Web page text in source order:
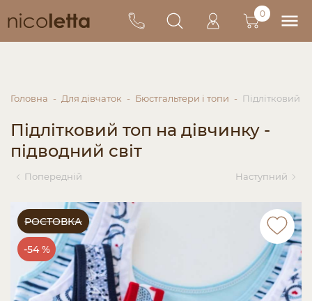
0
Головна Для дівчаток Бюстгальтери і топи Підлітковий
Підлітковий топ на дівчинку -
підводний світ
Попередній Наступний
РОСТОВКА
-54 %